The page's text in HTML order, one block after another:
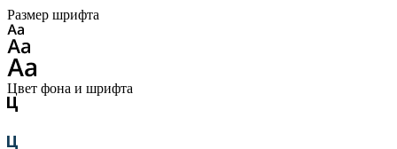
Размер шрифта
Цвет фона и шрифта